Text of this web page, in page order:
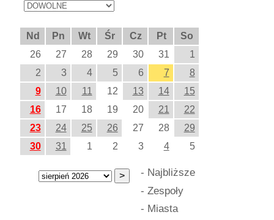
Nd Pn Wt Śr Cz Pt
So
26
27 28 29 30 31
1
2
3 4 5 6 7
8
9
10 11 12 13 14
15
16
17 18 19 20 21
22
23
24 25 26 27 28
29
30
31 1 2 3 4 5
- Najbliższe
- Zespoły
- Miasta